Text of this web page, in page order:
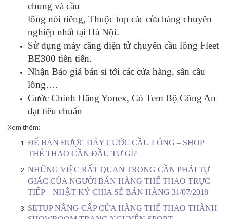
chung và cầu
lông nói riêng, Thuộc top các cửa hàng chuyên
nghiệp nhất tại Hà Nội.
Sử dụng máy căng điện tử chuyên cầu lông Fleet
BE300 tiên tiến.
Nhận Báo giá bán sỉ tới các cửa hàng, sân cầu
lông….
Cước Chính Hãng Yonex, Có Tem Bộ Công An
đạt tiêu chuẩn
Xem thêm:
ĐỂ BÁN ĐƯỢC DÂY CƯỚC CẦU LÔNG – SHOP
THỂ THAO CẦN ĐẦU TƯ GÌ?
NHỮNG VIỆC RẤT QUAN TRỌNG CẦN PHẢI TỰ
GIÁC CỦA NGƯỜI BÁN HÀNG THỂ THAO TRỰC
TIẾP – NHẬT KÝ CHIA SẺ BÁN HÀNG 31/07/2018
SETUP NÂNG CẤP CỬA HÀNG THỂ THAO THÀNH